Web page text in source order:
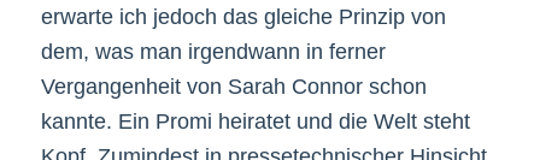
erwarte ich jedoch das gleiche Prinzip von
dem, was man irgendwann in ferner
Vergangenheit von Sarah Connor schon
kannte. Ein Promi heiratet und die Welt steht